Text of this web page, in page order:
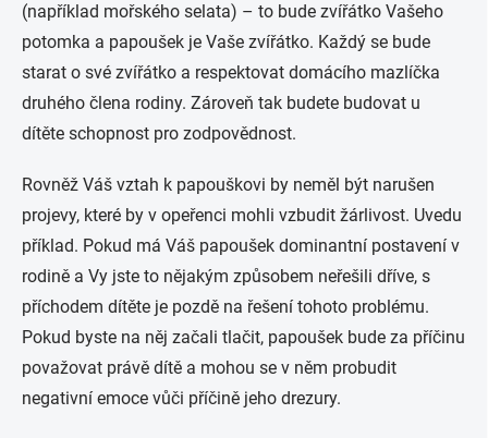
(například mořského selata) – to bude zvířátko Vašeho
potomka a papoušek je Vaše zvířátko. Každý se bude
starat o své zvířátko a respektovat domácího mazlíčka
druhého člena rodiny. Zároveň tak budete budovat u
dítěte schopnost pro zodpovědnost.
Rovněž Váš vztah k papouškovi by neměl být narušen
projevy, které by v opeřenci mohli vzbudit žárlivost. Uvedu
příklad. Pokud má Váš papoušek dominantní postavení v
rodině a Vy jste to nějakým způsobem neřešili dříve, s
příchodem dítěte je pozdě na řešení tohoto problému.
Pokud byste na něj začali tlačit, papoušek bude za příčinu
považovat právě dítě a mohou se v něm probudit
negativní emoce vůči příčině jeho drezury.